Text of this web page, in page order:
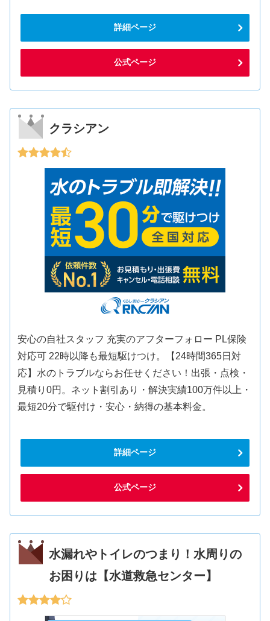
詳細ページ
公式ページ
クラシアン
安心の自社スタッフ 充実のアフターフォロー PL保険
対応可 22時以降も最短駆けつけ。【24時間365日対
応】水のトラブルならお任せください！出張・点検・
見積り0円。ネット割引あり・解決実績100万件以上・
最短20分で駆付け・安心・納得の基本料金。
詳細ページ
公式ページ
水漏れやトイレのつまり！水周りの
お困りは【水道救急センター】